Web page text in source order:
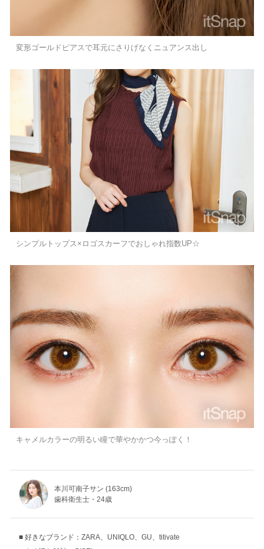
変形ゴールドピアスで耳元にさりげなくニュアンス出し
シンプルトップス×ロゴスカーフでおしゃれ指数UP☆
キャメルカラーの明るい瞳で華やかかつ今っぽく！
本川可南子サン (163cm)
歯科衛生士・24歳
好きなブランド：ZARA、UNIQLO、GU、titivate